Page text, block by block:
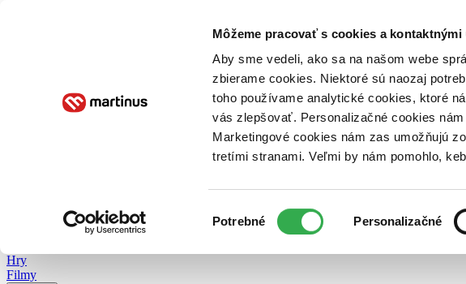
Môžeme pracovať s cookies a kontaktnými
Aby sme vedeli, ako sa na našom webe
zbierame cookies. Niektoré sú naozaj
toho používame analytické cookies, ktoré
vás zlepšovať. Personalizačné cookies
Marketingové cookies nám zas umožňujú
tretími stranami. Veľmi by nám pomohlo,
súhlasu
Potrebné Personalizačné
Poukážky Kontakt
Hry
Filmy